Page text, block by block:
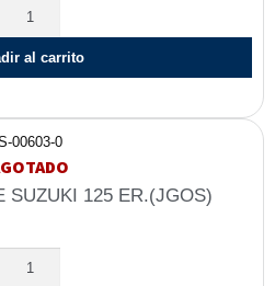
al carrito
00603-0
SUZUKI 125 ER.(JGOS)